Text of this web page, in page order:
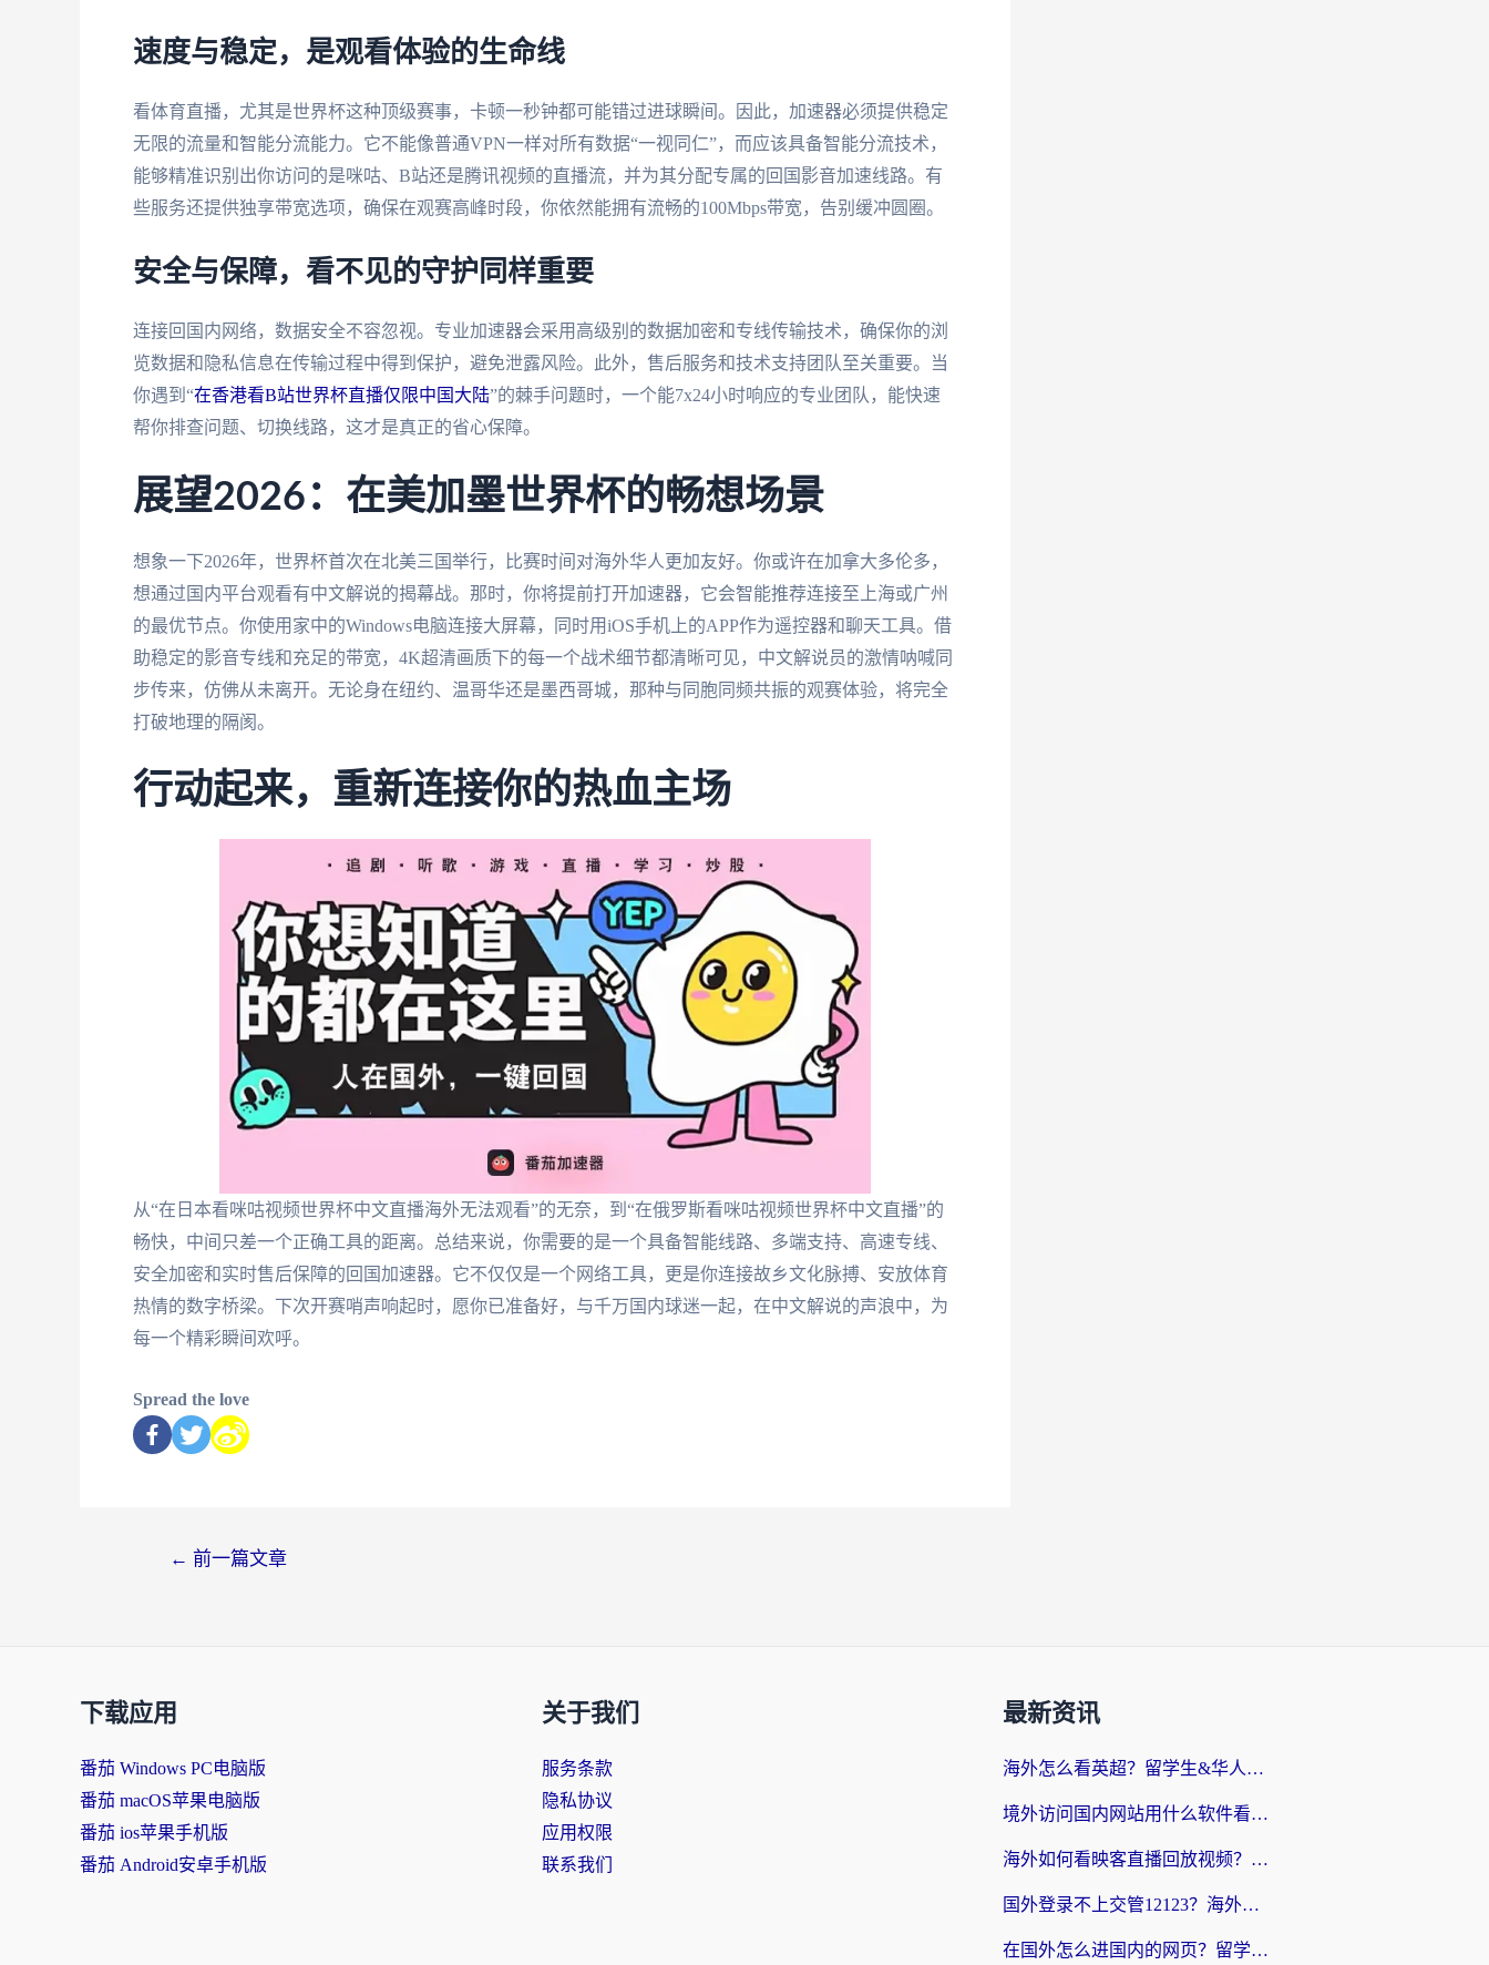
速度与稳定，是观看体验的生命线
看体育直播，尤其是世界杯这种顶级赛事，卡顿一秒钟都可能错过进球瞬间。因此，加速器必须提供稳定
无限的流量和智能分流能力。它不能像普通VPN一样对所有数据“一视同仁”，而应该具备智能分流技术，
能够精准识别出你访问的是咪咕、B站还是腾讯视频的直播流，并为其分配专属的回国影音加速线路。有
些服务还提供独享带宽选项，确保在观赛高峰时段，你依然能拥有流畅的100Mbps带宽，告别缓冲圆圈。
安全与保障，看不见的守护同样重要
连接回国内网络，数据安全不容忽视。专业加速器会采用高级别的数据加密和专线传输技术，确保你的浏
览数据和隐私信息在传输过程中得到保护，避免泄露风险。此外，售后服务和技术支持团队至关重要。当
你遇到“在香港看B站世界杯直播仅限中国大陆”的棘手问题时，一个能7x24小时响应的专业团队，能快速
帮你排查问题、切换线路，这才是真正的省心保障。
展望2026：在美加墨世界杯的畅想场景
想象一下2026年，世界杯首次在北美三国举行，比赛时间对海外华人更加友好。你或许在加拿大多伦多，
想通过国内平台观看有中文解说的揭幕战。那时，你将提前打开加速器，它会智能推荐连接至上海或广州
的最优节点。你使用家中的Windows电脑连接大屏幕，同时用iOS手机上的APP作为遥控器和聊天工具。借
助稳定的影音专线和充足的带宽，4K超清画质下的每一个战术细节都清晰可见，中文解说员的激情呐喊同
步传来，仿佛从未离开。无论身在纽约、温哥华还是墨西哥城，那种与同胞同频共振的观赛体验，将完全
打破地理的隔阂。
行动起来，重新连接你的热血主场
从“在日本看咪咕视频世界杯中文直播海外无法观看”的无奈，到“在俄罗斯看咪咕视频世界杯中文直播”的
畅快，中间只差一个正确工具的距离。总结来说，你需要的是一个具备智能线路、多端支持、高速专线、
安全加密和实时售后保障的回国加速器。它不仅仅是一个网络工具，更是你连接故乡文化脉搏、安放体育
热情的数字桥梁。下次开赛哨声响起时，愿你已准备好，与千万国内球迷一起，在中文解说的声浪中，为
每一个精彩瞬间欢呼。
Spread the love
← 前一篇文章
下载应用
番茄 Windows PC电脑版
番茄 macOS苹果电脑版
番茄 ios苹果手机版
番茄 Android安卓手机版
关于我们
服务条款
隐私协议
应用权限
联系我们
最新资讯
海外怎么看英超？留学生&华人必备：用对加速器，同步国内赛事直播无压力
境外访问国内网站用什么软件看？留学生亲测：这才是解决地域限制的正确打开方式
海外如何看映客直播回放视频？这篇攻略帮你告别卡顿与地域限制
国外登录不上交管12123？海外华人必看：无缝访问国内资源的实用指南
在国外怎么进国内的网页？留学生亲测有效的回国加速器选择指南